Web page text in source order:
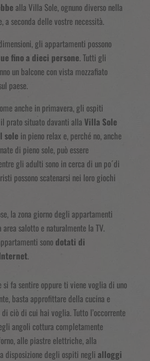
alla Villa Sole, ognuno diverso nella
a seconda delle vostre necessità.
gli appartamenti possono
fino a dieci persone. Tutti gli
un balcone con vista mozzafiato
paese.
anche in primavera, gli ospiti
prato situato davanti alla Villa Sole
sole in pieno relax e, perché no, anche
di pieno sole, può essere
gli adulti sono in cerca di un po´di
possono scatenarsi nei loro giochi
la zona giorno degli appartamenti
area salotto e naturalmente la TV.
sono dotati di
.
si fa sentire oppure ti viene voglia di uno
basta approfittare della cucina e
ciò di cui hai voglia. Tutto l’occorrente
angoli cottura completamente
alle piastre elettriche, alla
disposizione degli ospiti negli alloggi